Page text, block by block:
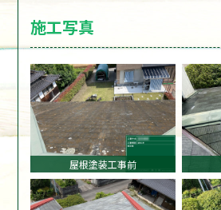
施工写真
屋根塗装工事前